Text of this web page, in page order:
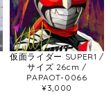
仮面ライダー SUPER1 /
サイズ 26cm /
PAPAOT-0066
¥3,000